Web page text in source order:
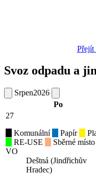
Přejít
Svoz odpadu a
Srpen2026
Po
27
Komunální
Papír
RE-USE
Sběrné místo
VO
Deštná (Jindřichův
Hradec)